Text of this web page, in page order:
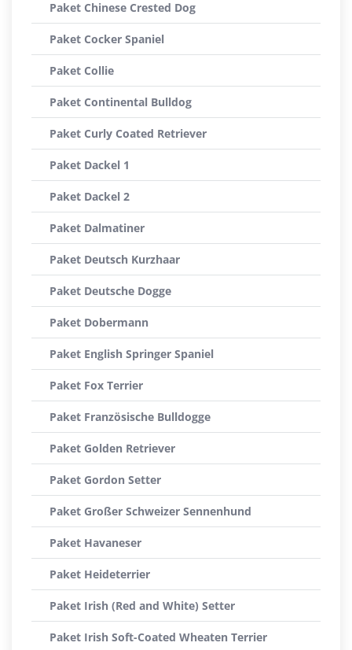
Paket Chinese Crested Dog
Paket Cocker Spaniel
Paket Collie
Paket Continental Bulldog
Paket Curly Coated Retriever
Paket Dackel 1
Paket Dackel 2
Paket Dalmatiner
Paket Deutsch Kurzhaar
Paket Deutsche Dogge
Paket Dobermann
Paket English Springer Spaniel
Paket Fox Terrier
Paket Französische Bulldogge
Paket Golden Retriever
Paket Gordon Setter
Paket Großer Schweizer Sennenhund
Paket Havaneser
Paket Heideterrier
Paket Irish (Red and White) Setter
Paket Irish Soft-Coated Wheaten Terrier